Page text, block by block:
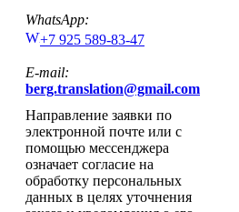
WhatsApp:
+7 925 589-83-47
E-mail:
berg.translation@gmail.com
Направление заявки по
электронной почте или с
помощью мессенджера
означает согласие на
обработку персональных
данных в целях уточнения